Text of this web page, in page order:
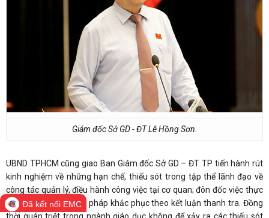
Giám đốc Sở GD - ĐT Lê Hồng Sơn.
UBND TPHCM cũng giao Ban Giám đốc Sở GD – ĐT TP tiến hành rút
kinh nghiệm về những hạn chế, thiếu sót trong tập thể lãnh đạo về
công tác quản lý, điều hành công việc tại cơ quan; đôn đốc việc thực
hiện nghiêm các biện pháp khắc phục theo kết luận thanh tra. Đồng
Đã kết nối EMC